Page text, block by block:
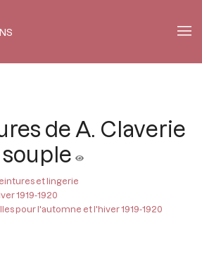
de A. Claverie
et lingerie
1919-1920
pour l'automne et l'hiver 1919-1920